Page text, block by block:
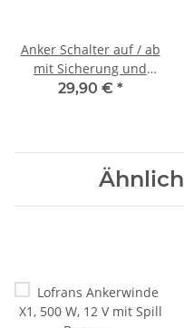
Anker Schalter auf / ab
mit Sicherung und
Einschalter LED
29,90 € *